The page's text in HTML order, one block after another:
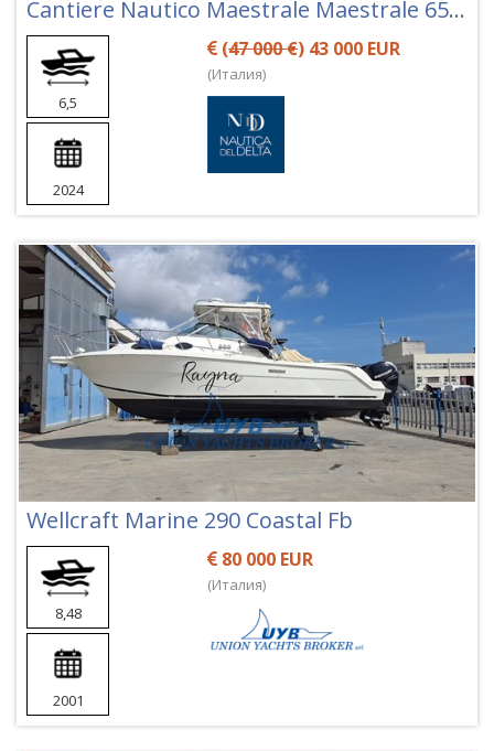
Cantiere Nautico Maestrale Maestrale 650 Fun
6,5
2024
(47 000 €) 43 000 EUR
(Италия)
Wellcraft Marine 290 Coastal Fb
8,48
2001
80 000 EUR
(Италия)